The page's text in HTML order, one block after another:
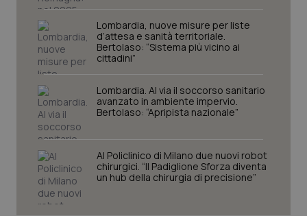
Lombardia, nuove misure per liste
d’attesa e sanità territoriale.
Bertolaso: “Sistema più vicino ai
cittadini”
Lombardia. Al via il soccorso sanitario
avanzato in ambiente impervio.
Bertolaso: “Apripista nazionale”
Al Policlinico di Milano due nuovi robot
chirurgici. “Il Padiglione Sforza diventa
un hub della chirurgia di precisione”
I cookie necessari contribuiscono a rendere fruibile il
sito web abilitandone funzionalità di base quali la
navigazione sulle pagine e l'accesso alle aree
protette del sito. Il sito web non è in grado di
Fornitore/Dominio
VISITOR_PRIVACY_METADATA
YouTube